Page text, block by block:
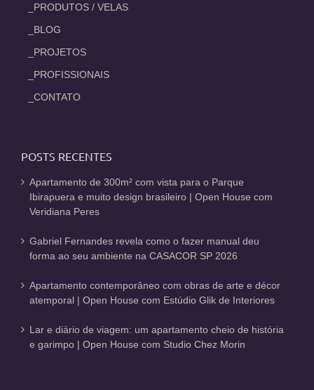
_PRODUTOS / VELAS
_BLOG
_PROJETOS
_PROFISSIONAIS
_CONTATO
POSTS RECENTES
Apartamento de 300m² com vista para o Parque
Ibirapuera e muito design brasileiro | Open House com
Veridiana Peres
Gabriel Fernandes revela como o fazer manual deu
forma ao seu ambiente na CASACOR SP 2026
Apartamento contemporâneo com obras de arte e décor
atemporal | Open House com Estúdio Glik de Interiores
Lar e diário de viagem: um apartamento cheio de história
e garimpo | Open House com Studio Chez Morin